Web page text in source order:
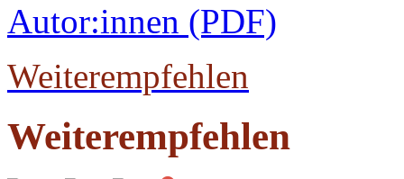
Autor:innen (PDF)
Weiterempfehlen
Weiterempfehlen